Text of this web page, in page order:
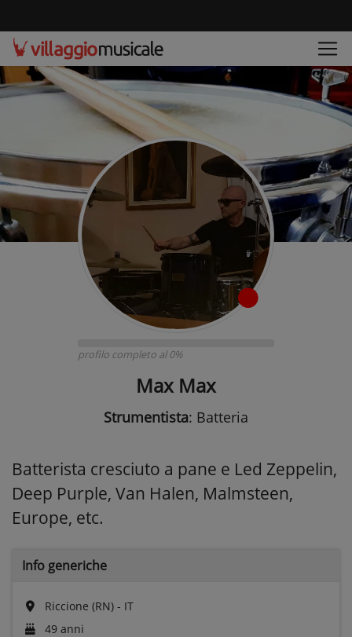
profilo completo al 0%
Max Max
Strumentista: Batteria
Batterista cresciuto a pane e Led Zeppelin,
Deep Purple, Van Halen, Malmsteen,
Europe, etc.
Info generiche
Riccione (RN) - IT
49 anni